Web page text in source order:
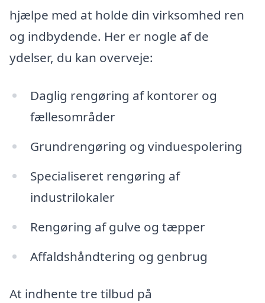
hjælpe med at holde din virksomhed ren
og indbydende. Her er nogle af de
ydelser, du kan overveje:
Daglig rengøring af kontorer og
fællesområder
Grundrengøring og vinduespolering
Specialiseret rengøring af
industrilokaler
Rengøring af gulve og tæpper
Affaldshåndtering og genbrug
At indhente tre tilbud på